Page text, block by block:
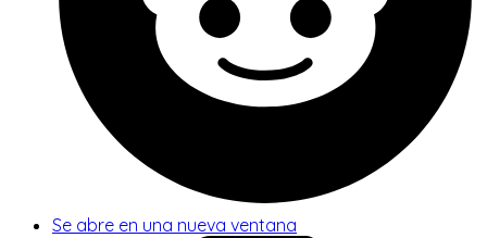
Se abre en una nueva ventana